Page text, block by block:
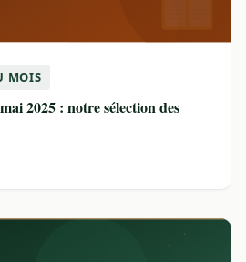
MOIS
2025 : notre sélection des